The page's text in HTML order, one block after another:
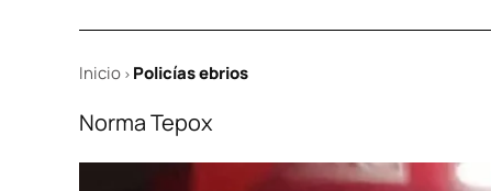
Inicio > Policías ebrios
Norma Tepox